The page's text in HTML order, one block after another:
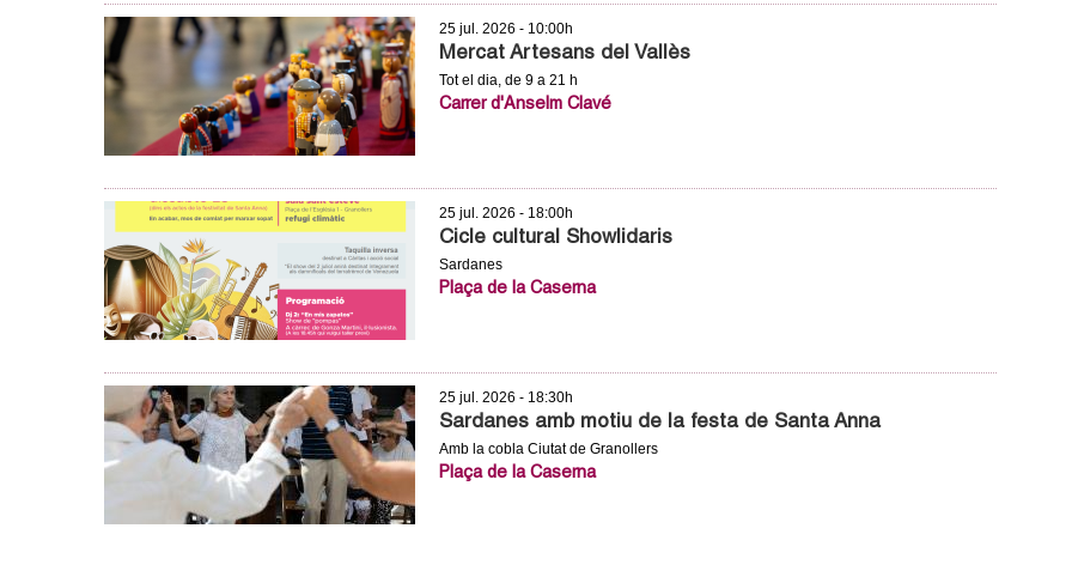
l
l
e
r
s
25 jul. 2026 - 10:00h
Mercat Artesans del Vallès
Tot el dia, de 9 a 21 h
Carrer d'Anselm Clavé
25 jul. 2026 - 18:00h
Cicle cultural Showlidaris
Sardanes
Plaça de la Caserna
25 jul. 2026 - 18:30h
Sardanes amb motiu de la festa de Santa Anna
Amb la cobla Ciutat de Granollers
Plaça de la Caserna